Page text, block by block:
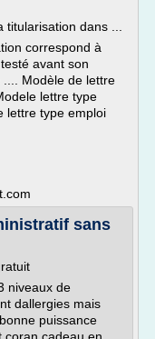
dans ...
correspond à
avant son
Modèle de lettre
lettre type
lettre type emploi
sans
niveaux de
dallergies mais
puissance